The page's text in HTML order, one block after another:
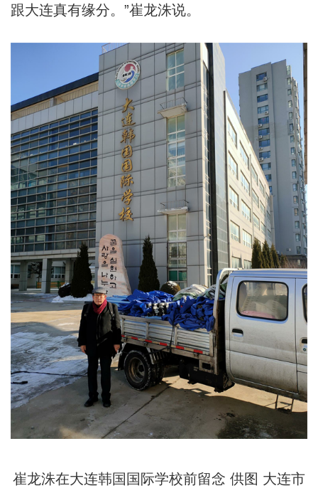
跟大连真有缘分。”崔龙洙说。
崔龙洙在大连韩国国际学校前留念 供图 大连市